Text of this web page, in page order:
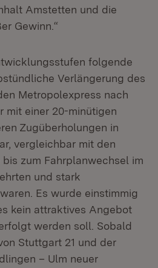
Amstetten und die
Gewinn.“
folgende
Verlängerung des
Metropolexpress nach
mit einer 20-minütigen
Zugüberholungen in
vergleichbar mit den
zum Fahrplanwechsel im
und stark
Es wurde einstimmig
kein attraktives Angebot
werden soll. Sobald
Stuttgart 21 und der
– Ulm neuer